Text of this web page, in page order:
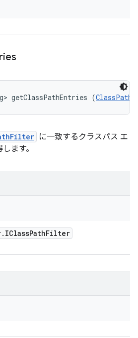
getClassPathEntries (
に一致するクラスパス エ
ます。
. IClassPathFilter